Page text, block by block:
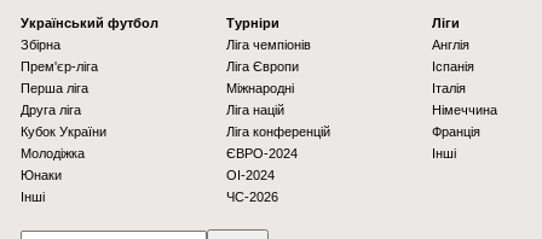
Українcький футбол
Збірна
Прем'єр-ліга
Перша ліга
Друга ліга
Кубок України
Молодіжка
Юнаки
Інші
Турніри
Ліга чемпіонів
Ліга Європи
Міжнародні
Ліга націй
Ліга конференцій
ЄВРО-2024
OI-2024
ЧС-2026
Ліги
Англія
Іспанія
Італія
Німеччина
Франція
Інші